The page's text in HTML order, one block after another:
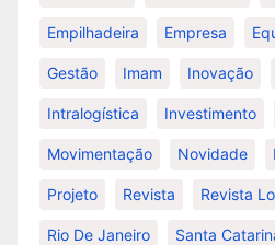
Empilhadeira Empresa
Gestão Imam Inovação
Intralogística Investimento
Movimentação Novidade
Projeto Revista Revista
Rio De Janeiro Santa